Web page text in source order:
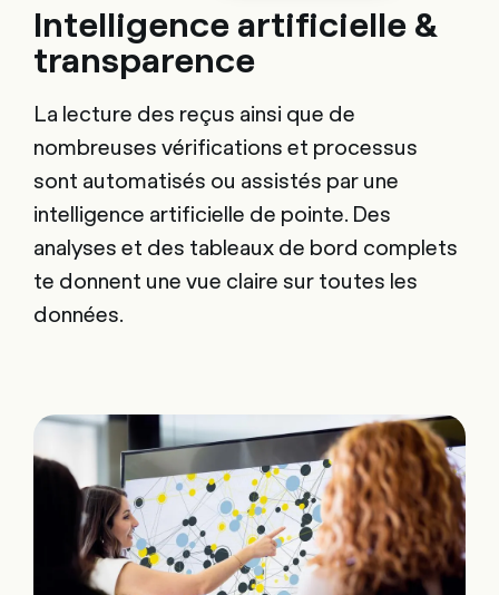
Intelligence artificielle &
transparence
La lecture des reçus ainsi que de
nombreuses vérifications et processus
sont automatisés ou assistés par une
intelligence artificielle de pointe. Des
analyses et des tableaux de bord complets
te donnent une vue claire sur toutes les
données.